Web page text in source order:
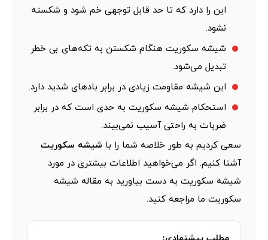
این را دارد که تا حد قابل توجهی خم شود و شکسته
نشود.
شیشه سکوریت هنگام شکستن به تکه‌های بی خطر
تبدیل می‌شود.
این شیشه مقاومت زیادی در برابر بادهای شدید دارد.
استحکام شیشه سکوریت به حدی است که در برابر
ضربات به راحتی آسیب نمی‌بیند.
سعی کردیم به طور خلاصه شما را با شیشه سکوریت
آشنا کنیم. اگر می‌خواهید اطلاعات بیشتری در مورد
شیشه سکوریت به دست بیاورید به مقاله شیشه
سکوریت ما مراجعه کنید.